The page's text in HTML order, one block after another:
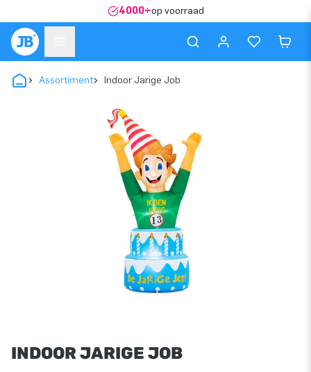
4000+op voorraad
Assortiment Indoor Jarige Job
INDOOR JARIGE JOB